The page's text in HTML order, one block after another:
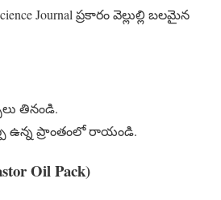
Journal ప్రకారం వెల్లుల్లి బలమైన
తినండి.
ఉన్న ప్రాంతంలో రాయండి.
Oil Pack)